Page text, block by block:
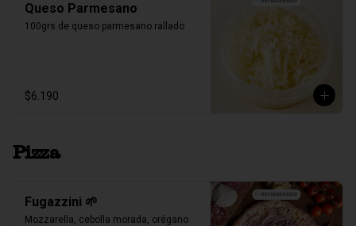
Queso Parmesano
100grs de queso parmesano rallado
$6.190
Pizza
Fugazzini 🌱
Mozzarella, cebolla morada, orégano